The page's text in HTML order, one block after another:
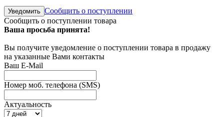
Уведомить Сообщить о поступлении
Сообщить о поступлении товара
Ваша просьба принята!
Вы получите уведомление о поступлении товара в продажу
на указанные Вами контакты
Ваш E-Mail
Номер моб. телефона (SMS)
Актуальность